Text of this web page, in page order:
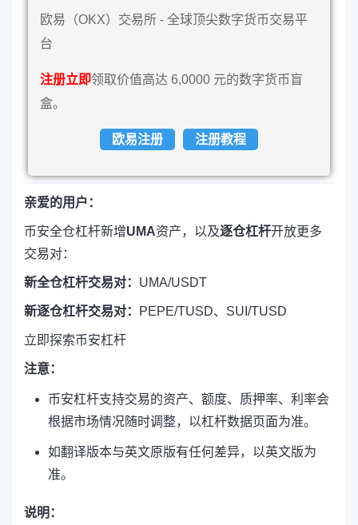
欧易（OKX）交易所 - 全球顶尖数字货币交易平
台
注册立即领取价值高达 6,0000 元的数字货币盲
盒。
欧易注册 注册教程
亲爱的用户：
币安全仓杠杆新增UMA资产，以及逐仓杠杆开放更多
交易对：
新全仓杠杆交易对： UMA/USDT
新逐仓杠杆交易对： PEPE/TUSD、SUI/TUSD
立即探索币安杠杆
注意：
币安杠杆支持交易的资产、额度、质押率、利率会
根据市场情况随时调整，以杠杆数据页面为准。
如翻译版本与英文原版有任何差异，以英文版为
准。
说明：